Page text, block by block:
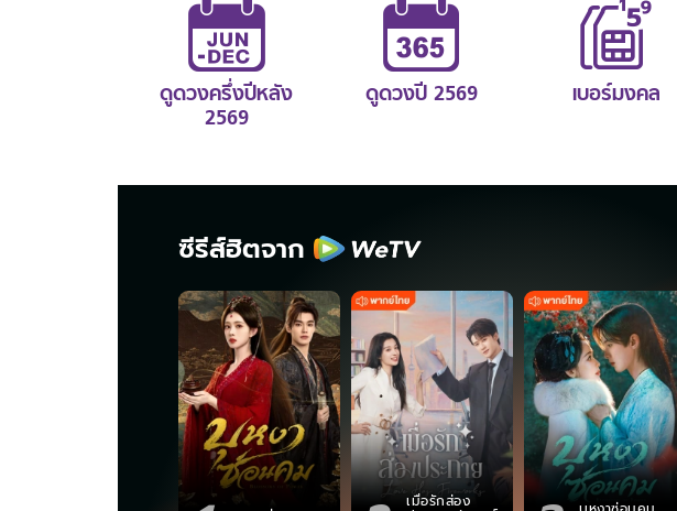
ดูดวงครึ่งปีหลัง
2569
ดูดวงปี 2569 เบอร์มงคล
ซีรีส์ฮิตจาก
เมื่อรักส่อง